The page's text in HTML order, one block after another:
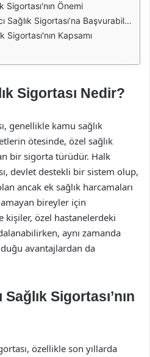
Sigortası'nın Önemi
Sigortası’na Başvurabilir?
Sigortası'nın Kapsamı
Sigortası Nedir?
genellikle kamu sağlık
ötesinde, özel sağlık
bir sigorta türüdür. Halk
devlet destekli bir sistem olup,
ancak ek sağlık harcamaları
bireyler için
kişiler, özel hastanelerdeki
aynı zamanda
avantajlardan da
Sigortası’nın
özellikle son yıllarda